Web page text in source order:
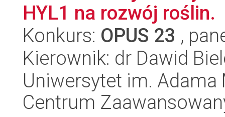
HYL1 na rozwój roślin.
Konkurs: OPUS 23 ,
Kierownik: dr Dawid
Uniwersytet im.
Centrum